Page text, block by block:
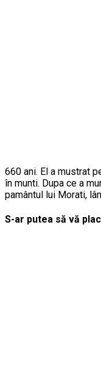
660 ani. El a mustrat
în munti. Dupa ce a
pamântul lui Morati,
S-ar putea să vă